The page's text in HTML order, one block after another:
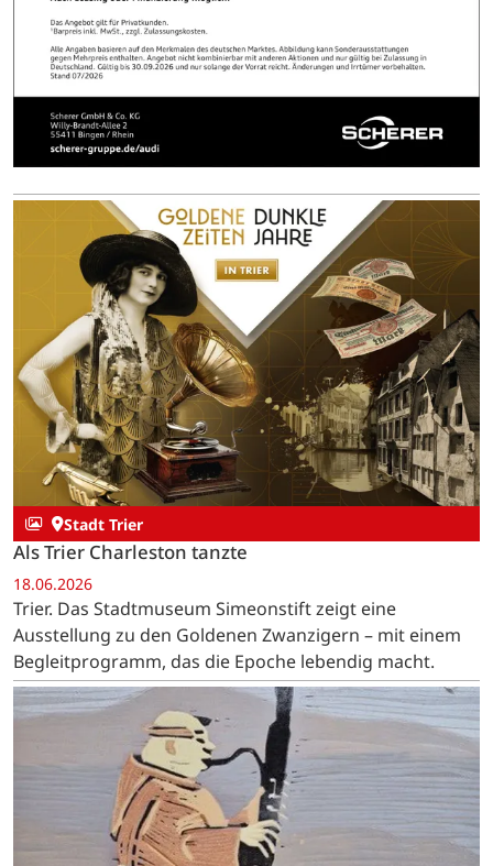
Stadt Trier
Als Trier Charleston tanzte
18.06.2026
Trier. Das Stadtmuseum Simeonstift zeigt eine
Ausstellung zu den Goldenen Zwanzigern – mit einem
Begleitprogramm, das die Epoche lebendig macht.